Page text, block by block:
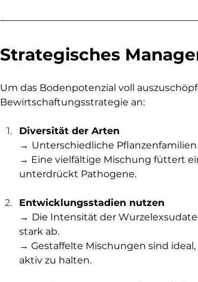
Strategisches
Um das Bodenpotenzial voll
Bewirtschaftungsstrategie an:
Diversität der Arten
→ Unterschiedliche
→ Eine vielfältige Mischung füttert
unterdrückt Pathogene.
Entwicklungsstadien nutzen
→ Die Intensität der
stark ab.
→ Gestaffelte Mischungen sind
aktiv zu halten.